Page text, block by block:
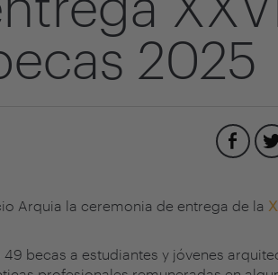
2025
Arquia la ceremonia de entrega de la
becas a estudiantes y jóvenes